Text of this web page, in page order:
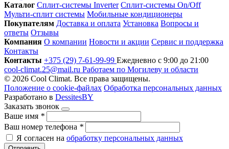
Каталог Сплит-системы Inverter Сплит-системы On/Off
Мульти-сплит системы Мобильные кондиционеры
Покупателям Доставка и оплата Установка Вопросы и
ответы Отзывы
Компания О компании Новости и акции Сервис и поддержка
Контакты
Контакты +375 (29) 7-61-99-99 Ежедневно с 9:00 до 21:00
cool-climat.25@mail.ru Работаем по Могилеву и области
© 2026 Cool Climat. Все права защищены.
Положение о cookie-файлах Обработка персональных данных
Разработано в DessitesBY
Заказать звонок
Ваше имя *
Ваш номер телефона *
Я согласен на обработку персональных данных